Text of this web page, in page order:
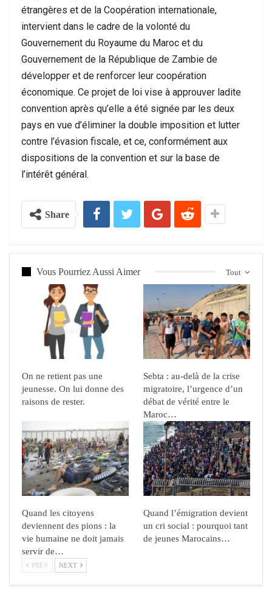
étrangères et de la Coopération internationale,
intervient dans le cadre de la volonté du
Gouvernement du Royaume du Maroc et du
Gouvernement de la République de Zambie de
développer et de renforcer leur coopération
économique. Ce projet de loi vise à approuver ladite
convention après qu’elle a été signée par les deux
pays en vue d’éliminer la double imposition et lutter
contre l’évasion fiscale, et ce, conformément aux
dispositions de la convention et sur la base de
l’intérêt général.
Share
Tout
Vous Pourriez Aussi Aimer
On ne retient pas une
jeunesse. On lui donne des
raisons de rester.
Sebta : au-delà de la crise
migratoire, l’urgence d’un
débat de vérité entre le
Maroc…
Quand les citoyens
deviennent des pions : la
vie humaine ne doit jamais
servir de…
Quand l’émigration devient
un cri social : pourquoi tant
de jeunes Marocains…
PREV NEXT